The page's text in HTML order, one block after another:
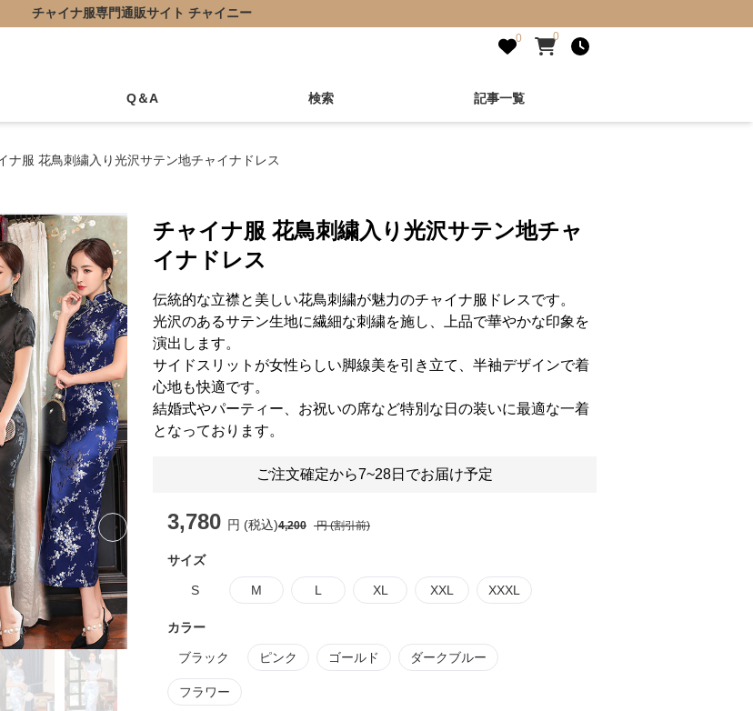
チャイナ服専門通販サイト チャイニー
0 0
Q＆A 検索 記事一覧
ナ服 花鳥刺繍入り光沢サテン地チャイナドレス
Next slide
チャイナ服 花鳥刺繍入り光沢サテン地チャ
イナドレス
伝統的な立襟と美しい花鳥刺繍が魅力のチャイナ服ドレスです。
光沢のあるサテン生地に繊細な刺繍を施し、上品で華やかな印象を
演出します。
サイドスリットが女性らしい脚線美を引き立て、半袖デザインで着
心地も快適です。
結婚式やパーティー、お祝いの席など特別な日の装いに最適な一着
となっております。
ご注文確定から7~28日でお届け予定
3,780 円 (税込)4,200 円 (割引前)
サイズ
S M L XL XXL XXXL
カラー
ブラック ピンク ゴールド ダークブルー
フラワー